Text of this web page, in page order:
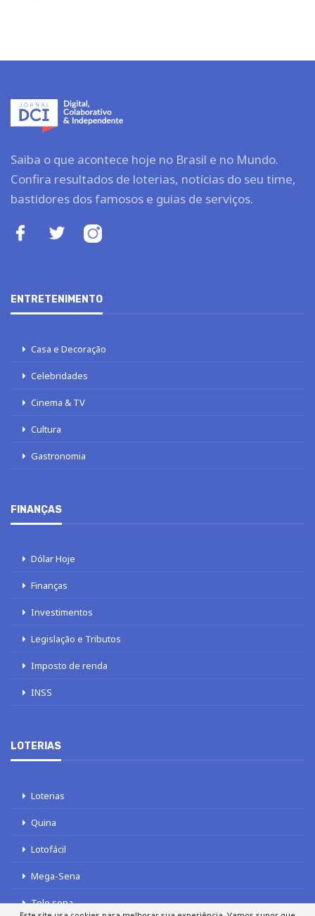
Saiba o que acontece hoje no Brasil e no Mundo.
Confira resultados de loterias, notícias do seu time,
bastidores dos famosos e guias de serviços.
ENTRETENIMENTO
Casa e Decoração
Celebridades
Cinema & TV
Cultura
Gastronomia
FINANÇAS
Dólar Hoje
Finanças
Investimentos
Legislação e Tributos
Imposto de renda
INSS
LOTERIAS
Loterias
Quina
Lotofácil
Mega-Sena
Tele sena